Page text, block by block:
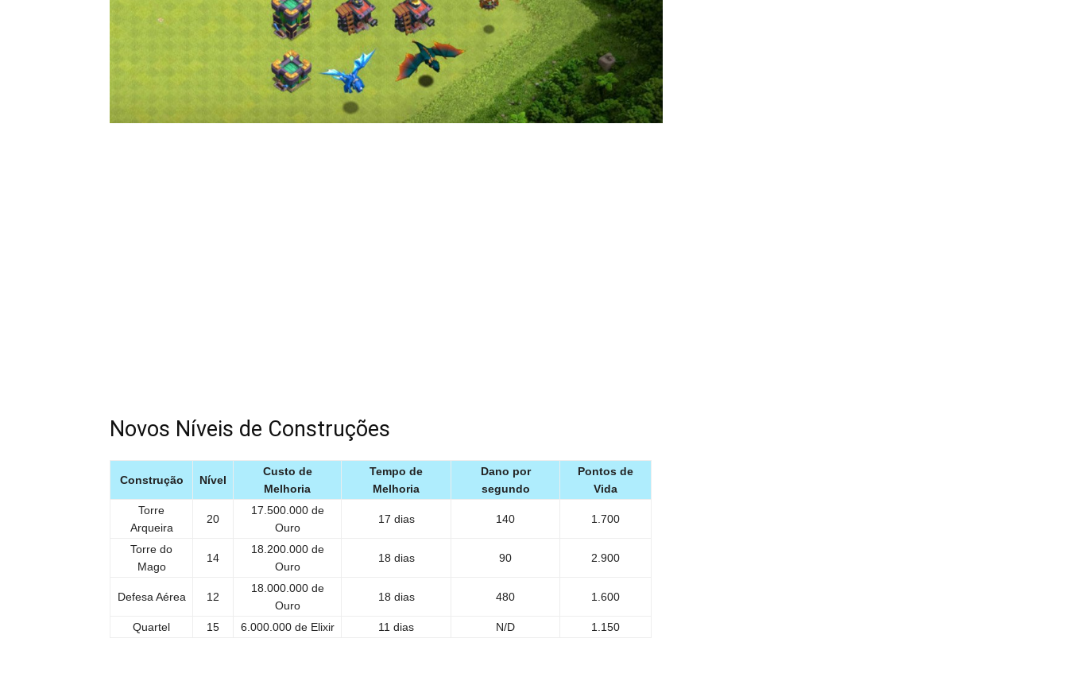
Novos Níveis de Construções
Construção Nível
Custo de
Melhoria
Tempo de
Melhoria
Dano por
segundo
Pontos de
Vida
Torre
Arqueira
20
17.500.000 de
Ouro
17 dias 140 1.700
Torre do
Mago
14
18.200.000 de
Ouro
18 dias 90 2.900
Defesa Aérea 12
18.000.000 de
Ouro
18 dias 480 1.600
Quartel 15 6.000.000 de Elixir 11 dias N/D 1.150